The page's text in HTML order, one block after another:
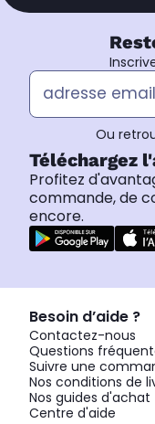
Ou
Téléchargez
Profitez
commande, de
encore.
Besoin d’aide ?
Contactez-nous
Questions
Suivre une
Nos conditions de
Nos guides d'achat
Centre d'aide